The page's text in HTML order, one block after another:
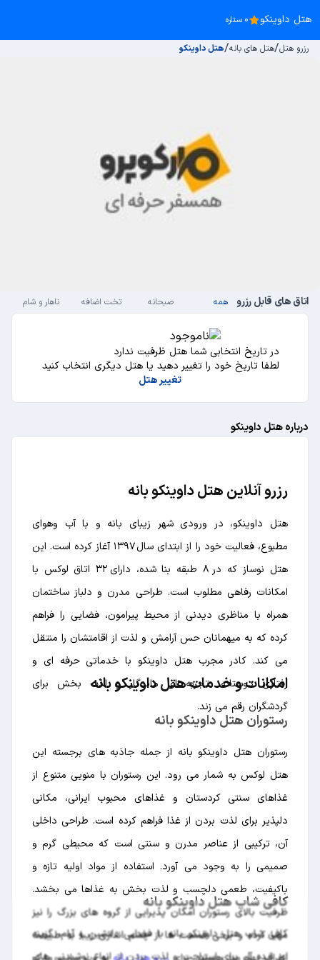
هتل داوینکو 0 ستاره
رزرو هتل/هتل های بانه/هتل داوینکو
اتاق های قابل رزرو همه صبحانه تخت اضافه ناهار و شام
در تاریخ انتخابی شما هتل ظرفیت ندارد
لطفا تاریخ خود را تغییر دهید یا هتل دیگری انتخاب کنید
تغییر هتل
درباره هتل داوینکو
رزرو آنلاین هتل داوینکو بانه
هتل داوینکو، در ورودی شهر زیبای بانه و با آب وهوای
مطبوع، فعالیت خود را از ابتدای سال ۱۳۹۷ آغاز کرده است. این
هتل نوساز که در ۸ طبقه بنا شده، دارای ۳۲ اتاق لوکس با
امکانات رفاهی مطلوب است. طراحی مدرن و دلباز ساختمان
همراه با مناظری دیدنی از محیط پیرامون، فضایی را فراهم
کرده که به میهمانان حس آرامش و لذت از اقامتشان را منتقل
می کند. کادر مجرب هتل داوینکو با خدماتی حرفه ای و
رفتاری دوستانه، تجربه ای ماندگار و لذت بخش برای
گردشگران رقم می زند.
امکانات و خدمات هتل داوینکو بانه
رستوران هتل داوینکو بانه
رستوران هتل داوینکو بانه از جمله جاذبه های برجسته این
هتل لوکس به شمار می رود. این رستوران با منویی متنوع از
غذاهای سنتی کردستان و غذاهای محبوب ایرانی، مکانی
دلپذیر برای لذت بردن از غذا فراهم کرده است. طراحی داخلی
آن، ترکیبی از عناصر مدرن و سنتی است که محیطی گرم و
صمیمی را به وجود می آورد. استفاده از مواد اولیه تازه و
باکیفیت، طعمی دلچسب و لذت بخش به غذاها می بخشد.
ظرفیت بالای رستوران امکان پذیرایی از گروه های بزرگ را نیز
مهیا کرده و برخی قسمت ها از چشم اندازی زیبا به طبیعت
کافی شاپ هتل داوینکو بانه
کافی شاپ هتل داوینکو بانه با فضایی دلنشین و آرام، گزینه
ای ایده آل برای استراحت و لذت بردن از انواع نوشیدنی های